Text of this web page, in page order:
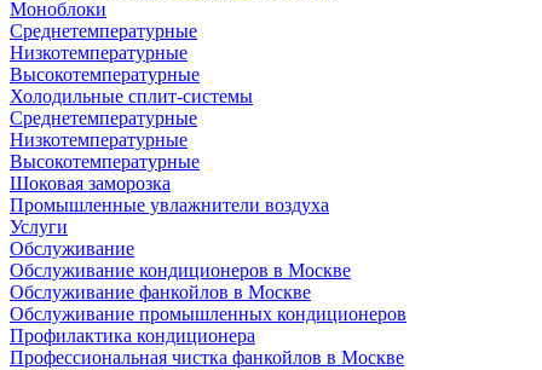
Моноблоки
Среднетемпературные
Низкотемпературные
Высокотемпературные
Холодильные сплит-системы
Среднетемпературные
Низкотемпературные
Высокотемпературные
Шоковая заморозка
Промышленные увлажнители воздуха
Услуги
Обслуживание
Обслуживание кондиционеров в Москве
Обслуживание фанкойлов в Москве
Обслуживание промышленных кондиционеров
Профилактика кондиционера
Профессиональная чистка фанкойлов в Москве